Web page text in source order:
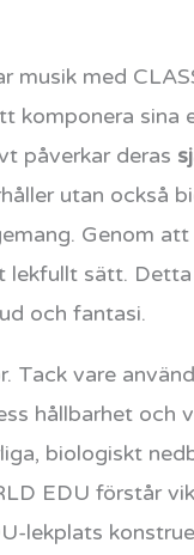
musik med
komponera sina
påverkar deras
utan också
Genom
sätt.
och fantasi.
Tack vare
hållbarhet och
biologiskt
EDU förstår
lekplats